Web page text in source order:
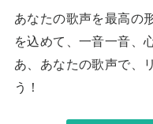
あなたの歌声を最高の
を込めて、一音一音、
あ、あなたの歌声で、
う！